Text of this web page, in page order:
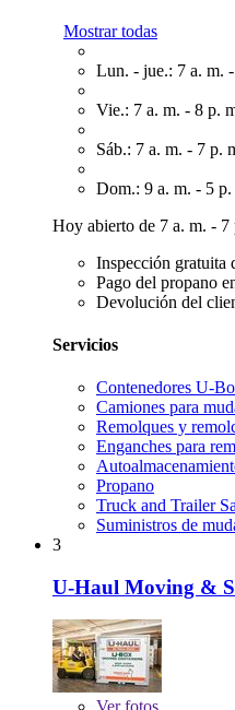
Mostrar todas
Lun. - jue.: 7 a. m.
Vie.: 7 a. m. - 8 p.
Sáb.: 7 a. m. - 7 p.
Dom.: 9 a. m. - 5 p.
Hoy abierto de 7 a. m. - 7
Inspección gratuita
Pago del propano
Devolución del
Servicios
Contenedores U-
Camiones para
Remolques y
Enganches para
Propano
Truck and Trailer
Suministros de
3
U-Haul Moving &